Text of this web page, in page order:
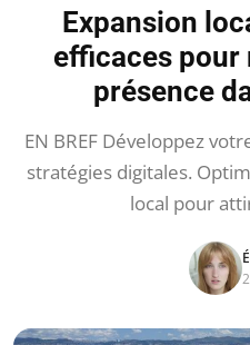
Expansion
efficaces
présence
EN BREF Développez
stratégies digitales.
local pour